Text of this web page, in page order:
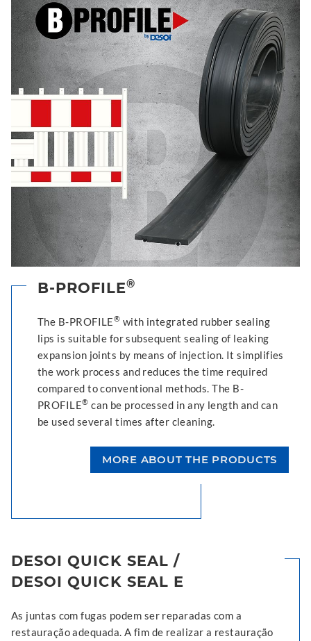
B-PROFILE®
The B-PROFILE® with integrated rubber sealing
lips is suitable for subsequent sealing of leaking
expansion joints by means of injection. It simplifies
the work process and reduces the time required
compared to conventional methods. The B-
PROFILE® can be processed in any length and can
be used several times after cleaning.
MORE ABOUT THE PRODUCTS
DESOI QUICK SEAL /
DESOI QUICK SEAL E
As juntas com fugas podem ser reparadas com a
restauração adequada. A fim de realizar a restauração